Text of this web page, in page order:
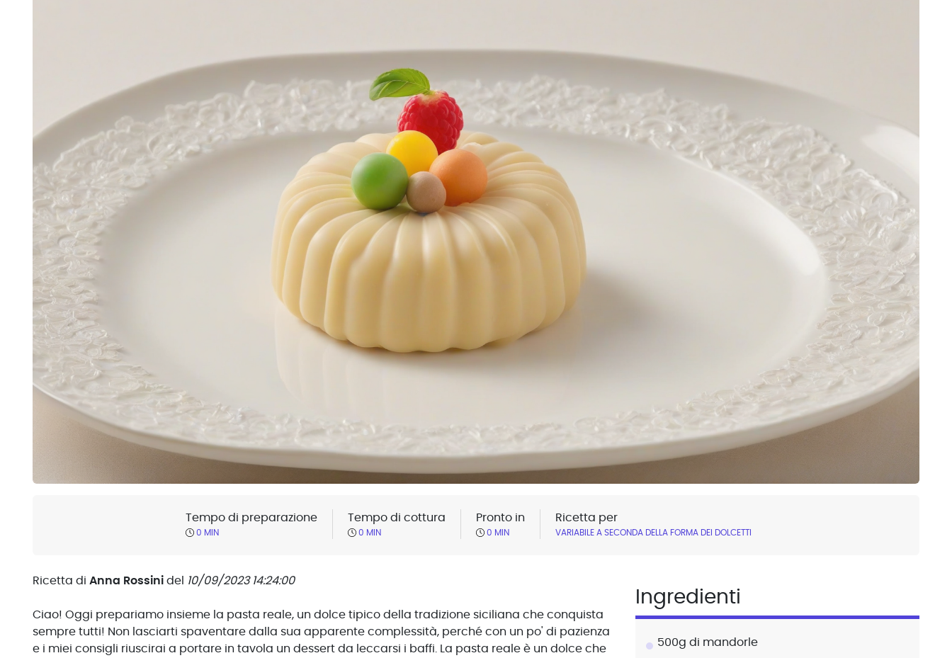
Tempo di preparazione
0 MIN
Tempo di cottura
0 MIN
Pronto in
0 MIN
Ricetta per
VARIABILE A SECONDA DELLA FORMA DEI DOLCETTI
Ricetta di Anna Rossinidel 10/09/2023 14:24:00
Ciao! Oggi prepariamo insieme la pasta reale, un dolce tipico della tradizione siciliana che conquista
sempre tutti! Non lasciarti spaventare dalla sua apparente complessità, perché con un po' di pazienza
e i miei consigli riuscirai a portare in tavola un dessert da leccarsi i baffi. La pasta reale è un dolce che
Ingredienti
500g di mandorle